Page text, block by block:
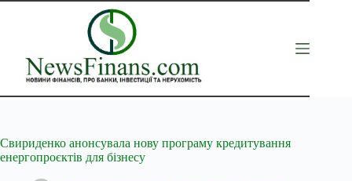
Перейти
Свириденко анонсувала нову програму кредитування
енергопроєктів для бізнесу